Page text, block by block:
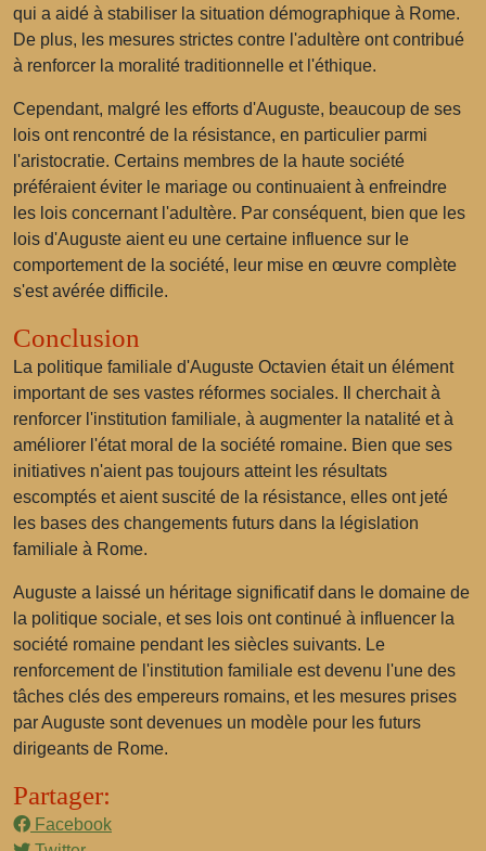
qui a aidé à stabiliser la situation démographique à Rome.
De plus, les mesures strictes contre l'adultère ont contribué
à renforcer la moralité traditionnelle et l'éthique.
Cependant, malgré les efforts d'Auguste, beaucoup de ses
lois ont rencontré de la résistance, en particulier parmi
l'aristocratie. Certains membres de la haute société
préféraient éviter le mariage ou continuaient à enfreindre
les lois concernant l'adultère. Par conséquent, bien que les
lois d'Auguste aient eu une certaine influence sur le
comportement de la société, leur mise en œuvre complète
s'est avérée difficile.
Conclusion
La politique familiale d'Auguste Octavien était un élément
important de ses vastes réformes sociales. Il cherchait à
renforcer l'institution familiale, à augmenter la natalité et à
améliorer l'état moral de la société romaine. Bien que ses
initiatives n'aient pas toujours atteint les résultats
escomptés et aient suscité de la résistance, elles ont jeté
les bases des changements futurs dans la législation
familiale à Rome.
Auguste a laissé un héritage significatif dans le domaine de
la politique sociale, et ses lois ont continué à influencer la
société romaine pendant les siècles suivants. Le
renforcement de l'institution familiale est devenu l'une des
tâches clés des empereurs romains, et les mesures prises
par Auguste sont devenues un modèle pour les futurs
dirigeants de Rome.
Partager:
Facebook